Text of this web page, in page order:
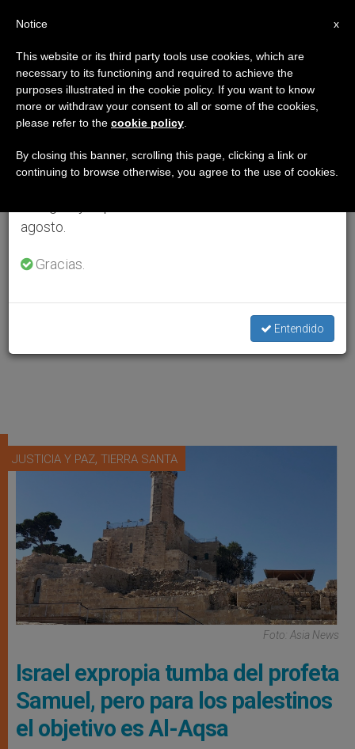
JUSTICIA Y PAZ, TIERRA SANTA
Foto: Asia News
Israel expropia tumba del profeta
Samuel, pero para los palestinos
el objetivo es Al-Aqsa
×
Aviso importante
Del 27 de julio al 7 de agosto haremos la pausa
anual, aprovechando que en el periodo de verano
se generan menos informaciones y también el
agosto.
Gracias.
Entendido
x
Notice
This website or its third party tools use cookies, which are
necessary to its functioning and required to achieve the
purposes illustrated in the cookie policy. If you want to know
more or withdraw your consent to all or some of the cookies,
please refer to the cookie policy
By closing this banner, scrolling this page, clicking a link or
continuing to browse otherwise, you agree to the use of cookies.